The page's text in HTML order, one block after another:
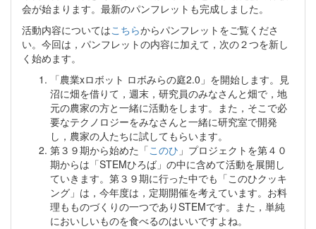
会が始まります。最新のパンフレットも完成しました。
活動内容についてはこちらからパンフレットをご覧くださ
い。今回は，パンフレットの内容に加えて，次の２つを新し
く始めます。
「農業xロボット ロボみらの庭2.0」を開始します。見
沼に畑を借りて，週末，研究員のみなさんと畑で，地
元の農家の方と一緒に活動をします。また，そこで必
要なテクノロジーをみなさんと一緒に研究室で開発
し，農家の人たちに試してもらいます。
第３９期から始めた「このひ 」プロジェクトを第４０
期からは「STEMひろば」の中に含めて活動を展開し
ていきます。第３９期に行った中でも「このひクッキ
ング」は，今年度は，定期開催を考えています。お料
理もものづくりの一つでありSTEMです。また，単純
においしいものを食べるのはいいですよね。